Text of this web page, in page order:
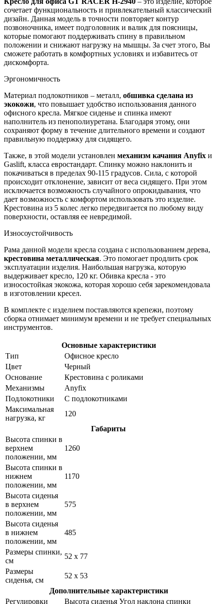
сочетает функциональность и привлекательный классический
дизайн. Данная модель в точности повторяет контур
позвоночника, имеет подголовник и валик для поясницы,
которые помогают поддерживать спину в правильном
положении и снижают нагрузку на мышцы. За счет этого, Вы
сможете работать в комфортных условиях и избавитесь от
дискомфорта.
Эргономичность
Материал подлокотников – металл, обшивка сделана из
экокожи, что повышает удобство использования данного
офисного кресла. Мягкое сиденье и спинка имеют
наполнитель из пенополиуретана. Благодаря этому, они
сохраняют форму в течение длительного времени и создают
правильную поддержку для сидящего.
Также, в этой модели установлен механизм качания Anyfix​ и
Gaslift, класса евростандарт. Спинку можно наклонить и
покачиваться в пределах 90-115 градусов. Сила, с которой
происходит отклонение, зависит от веса сидящего. При этом
исключается возможность случайного опрокидывания, что
дает возможность с комфортом использовать это изделие.
Крестовина из 5 колес легко передвигается по любому виду
поверхности, оставляя ее невредимой.
Износоустойчивость
Рама данной модели кресла создана с использованием дерева,
крестовина металлическая. Это помогает продлить срок
эксплуатации изделия. Наибольшая нагрузка, которую
выдерживает кресло, 120 кг. Обивка кресла - это
износостойкая экокожа, которая хорошо себя зарекомендовала
в изготовлении кресел.
В комплекте с изделием поставляются крепежи, поэтому
сборка отнимает минимум времени и не требует специальных
инструментов.
Основные характеристики
Тип
Офисное кресло
Цвет
Черный
Основание
Крестовина с роликами
Механизмы
Anyfix
Подлокотники
С подлокотниками
Максимальная
нагрузка, кг
120
Габариты
Высота спинки в
верхнем
положении, мм
1260
Высота спинки в
нижнем
положении, мм
1170
Высота сиденья
в верхнем
положении, мм
575
Высота сиденья
в нижнем
положении, мм
485
Размеры спинки,
см
52 x 77
Размеры
сиденья, см
52 x 53
Дополнительные характеристики
Регулировки
Высота сиденья Угол наклона спинки